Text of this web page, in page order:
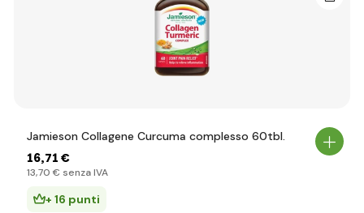
Jamieson Collagene Curcuma complesso 60tbl.
16,71 €
13,70 € senza IVA
+ 16 punti